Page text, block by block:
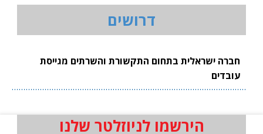
דרושים
חברה ישראלית בתחום התקשורת והשרתים מגייסת
עובדים
הירשמו לניוזלטר שלנו